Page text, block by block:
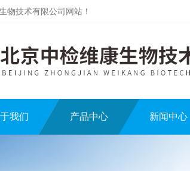
物技术有限公司网站！
我们 产品中心 新闻中心